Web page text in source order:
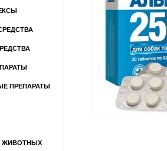
ПРЕПАРАТЫ
ЖИВОТНЫХ